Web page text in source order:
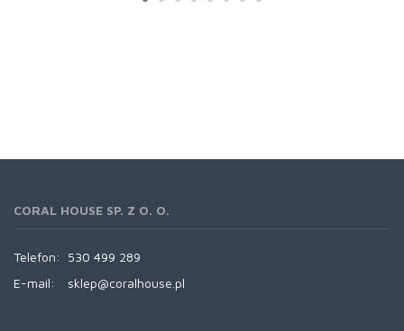
CORAL HOUSE SP. Z O. O.
Telefon:
530 499 289
E-mail:
sklep@coralhouse.pl